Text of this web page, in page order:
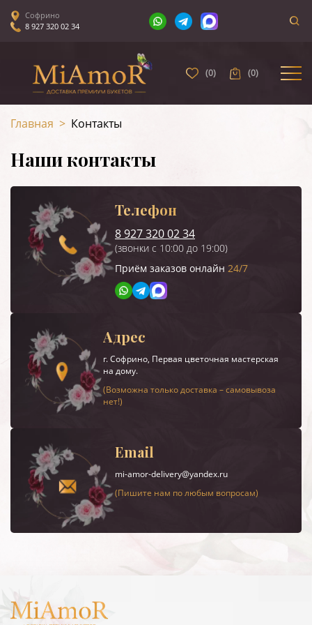
Софрино
8 927 320 02 34
(0) (0)
Главная > Контакты
Наши контакты
Телефон
8 927 320 02 34
(звонки с 10:00 до 19:00)
Приём заказов онлайн 24/7
Адрес
г.Софрино, Первая цветочная мастерская
на дому.
(Возможна только доставка – самовывоза
нет!)
Email
mi-amor-delivery@yandex.ru
(Пишите нам по любым вопросам)